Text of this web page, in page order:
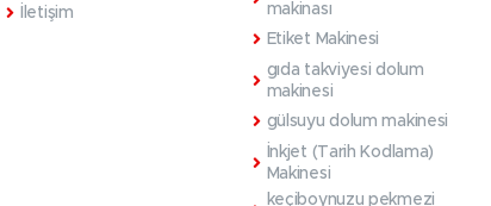
İletişim
makinası
Etiket Makinesi
gıda takviyesi dolum
makinesi
gülsuyu dolum makinesi
İnkjet (Tarih Kodlama)
Makinesi
keçiboynuzu pekmezi